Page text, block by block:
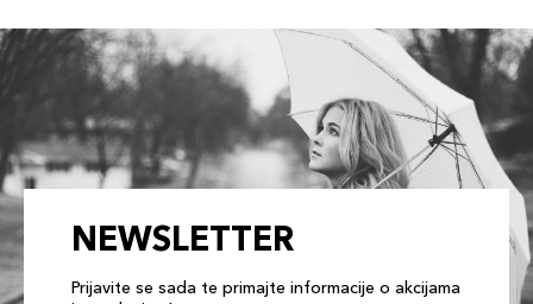
NEWSLETTER
Prijavite se sada te primajte informacije o akcijama